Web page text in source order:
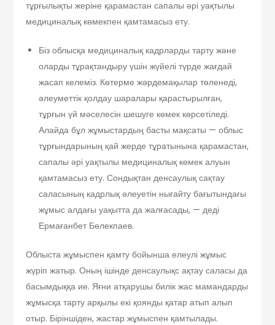
тұрғылықты жеріне қарамастан сапалы әрі уақтылы
медициналық көмекпен қамтамасыз ету.
Біз облысқа медициналық кадрларды тарту және
оларды тұрақтандыру үшін жүйелі түрде жағдай
жасап келеміз. Көтерме жәрдемақылар төленеді,
әлеуметтік қолдау шаралары қарастырылған,
тұрғын үй мәселесін шешуге көмек көрсетіледі.
Алайда бұл жұмыстардың басты мақсаты — облыс
тұрғындарының қай жерде тұратынына қарамастан,
сапалы әрі уақтылы медициналық көмек алуын
қамтамасыз ету. Сондықтан денсаулық сақтау
саласының кадрлық әлеуетін нығайту бағытындағы
жұмыс алдағы уақытта да жалғасады, — деді
Ермағанбет Бөлекпаев.
Облыста жұмыспен қамту бойынша елеулі жұмыс
жүріп жатыр. Оның ішінде денсаулықс ақтау саласы да
басымдыққа ие. Яғни атқарушы билік жас мамандарды
жұмысқа тарту арқылы екі қоянды қатар атып алып
отыр. Біріншіден, жастар жұмыспен қамтылады.